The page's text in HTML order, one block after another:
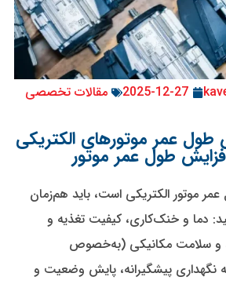
2025-12-27
مقالات تخصصی
عمر موتورهای الکتریکی
طول عمر موتور
موتور الکتریکی است، باید هم‌زمان
دما و خنک‌کاری، کیفیت تغذیه و
و سلامت مکانیکی (به‌خصوص
نگهداری پیشگیرانه، پایش وضعیت و